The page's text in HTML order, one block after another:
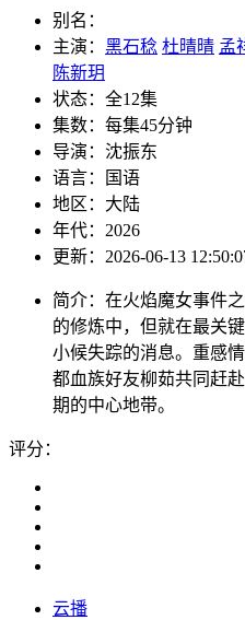
别名：
主演： 黑石稔 杜晴晴 孟
陈新玥
状态： 全12集
集数： 每集45分钟
导演： 沈振东
语言：
国语
地区： 大陆
年代： 2026
更新： 2026-06-13
简介： 在火焰魔女事件
的修炼中，但就在最关
小候失踪的消息。重感
都血族好友柳茹共同赶
期的中心地带。
评分：
云播